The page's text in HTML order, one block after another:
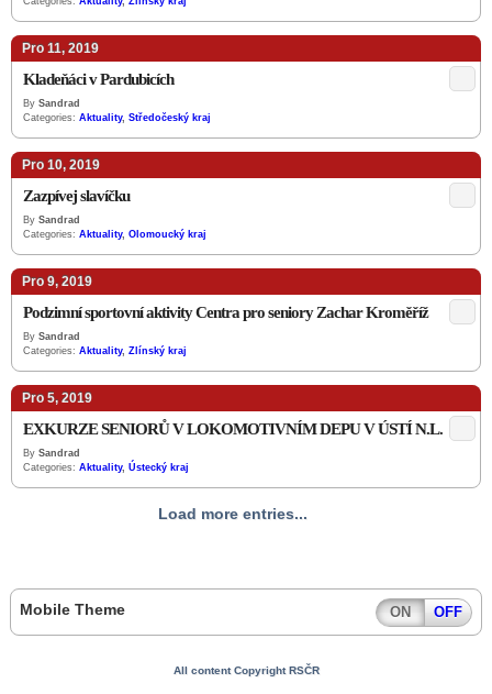
Pro 11, 2019
Kladeňáci v Pardubicích
By Sandrad
Categories: Aktuality, Středočeský kraj
Pro 10, 2019
Zazpívej slavíčku
By Sandrad
Categories: Aktuality, Olomoucký kraj
Pro 9, 2019
Podzimní sportovní aktivity Centra pro seniory Zachar Kroměříž
By Sandrad
Categories: Aktuality, Zlínský kraj
Pro 5, 2019
EXKURZE SENIORŮ V LOKOMOTIVNÍM DEPU V ÚSTÍ N.L.
By Sandrad
Categories: Aktuality, Ústecký kraj
Load more entries...
Mobile Theme ON OFF
All content Copyright RSČR